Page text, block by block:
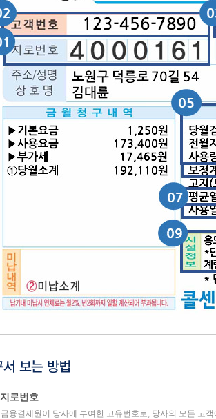
지로번호
금융결제원이 당사에 부여한 고유번호로, 당사의 모든 고